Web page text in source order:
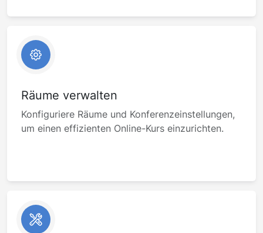
Räume verwalten
Konfiguriere Räume und Konferenzeinstellungen,
um einen effizienten Online-Kurs einzurichten.